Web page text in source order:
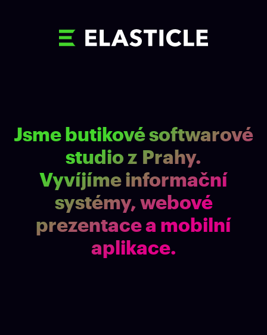
Jsme butikové softwarové
studio z Prahy.
Vyvíjíme informační
systémy, webové
prezentace a mobilní
aplikace.